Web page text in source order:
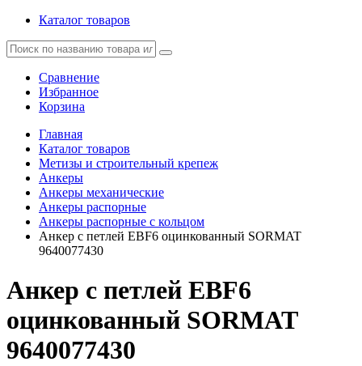
Каталог товаров
Сравнение
Избранное
Корзина
Главная
Каталог товаров
Метизы и строительный крепеж
Анкеры
Анкеры механические
Анкеры распорные
Анкеры распорные с кольцом
Анкер с петлей EBF6 оцинкованный SORMAT
9640077430
Анкер с петлей EBF6
оцинкованный SORMAT
9640077430